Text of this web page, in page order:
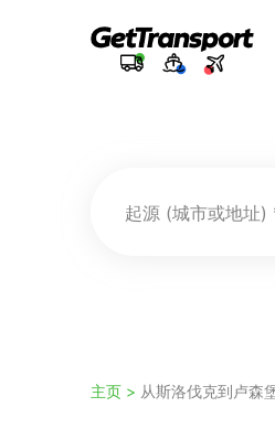
起源 (城市或地址)
主页 > 从斯洛伐克到卢森